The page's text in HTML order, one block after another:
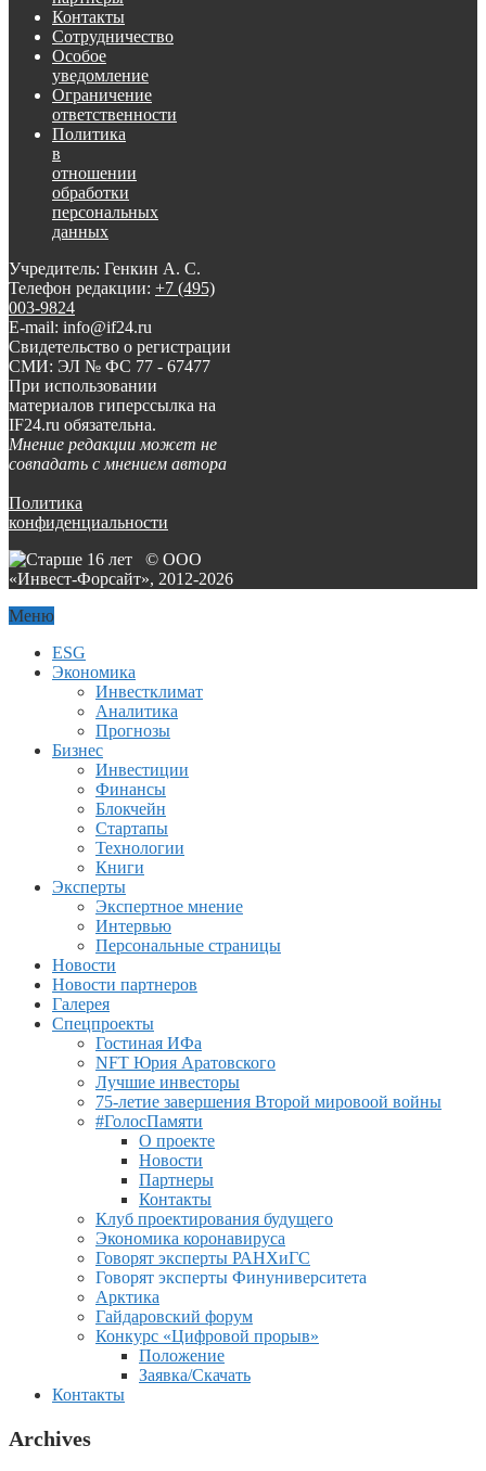
Контакты
Сотрудничество
Особое
уведомление
Ограничение
ответственности
Политика
в
отношении
обработки
персональных
данных
Учредитель: Генкин А. С.
Телефон редакции: +7 (495)
003-9824
E-mail: info@if24.ru
Свидетельство о регистрации
СМИ: ЭЛ № ФС 77 - 67477
При использовании
материалов гиперссылка на
IF24.ru обязательна.
Мнение редакции может не
совпадать с мнением автора
Политика
конфиденциальности
© ООО
«Инвест-Форсайт», 2012-2026
Меню
ESG
Экономика
Инвестклимат
Аналитика
Прогнозы
Бизнес
Инвестиции
Финансы
Блокчейн
Стартапы
Технологии
Книги
Эксперты
Экспертное мнение
Интервью
Персональные страницы
Новости
Новости партнеров
Галерея
Спецпроекты
Гостиная ИФа
NFT Юрия Аратовского
Лучшие инвесторы
75-летие завершения Второй мировоой войны
#ГолосПамяти
О проекте
Новости
Партнеры
Контакты
Клуб проектирования будущего
Экономика коронавируса
Говорят эксперты РАНХиГС
Говорят эксперты Финуниверситета
Арктика
Гайдаровский форум
Конкурс «Цифровой прорыв»
Положение
Заявка/Скачать
Контакты
Archives